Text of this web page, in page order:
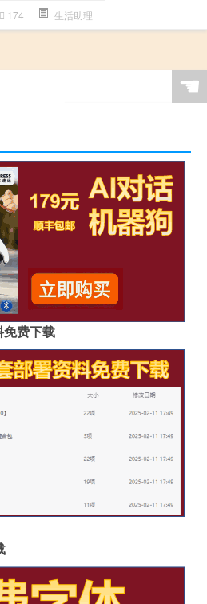
174 生活助理
☚
费下载